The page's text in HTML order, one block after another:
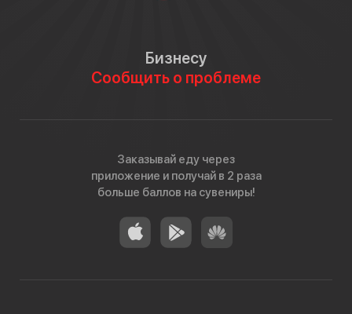
Бизнесу
Сообщить о проблеме
Заказывай еду через
приложение и получай в 2 раза
больше баллов на сувениры!